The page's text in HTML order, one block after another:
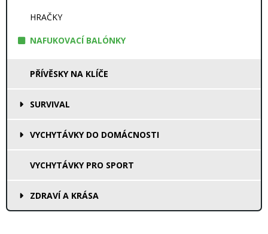
HRAČKY
NAFUKOVACÍ BALÓNKY
PŘÍVĚSKY NA KLÍČE
SURVIVAL
VYCHYTÁVKY DO DOMÁCNOSTI
VYCHYTÁVKY PRO SPORT
ZDRAVÍ A KRÁSA